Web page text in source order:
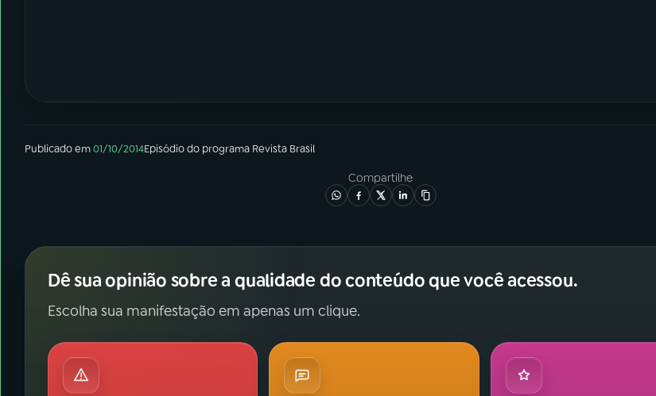
Publicado em01/10/2014Episódiodo programa Revista Brasil
Compartilhe
Dê sua opinião sobre a qualidade do conteúdo que você acessou.
Escolha sua manifestação em apenas um clique.